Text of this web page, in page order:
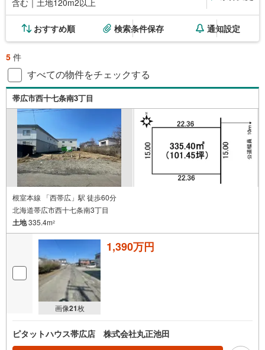
おすすめ順 検索条件保存 通知設定
5 件
すべての物件をチェックする
帯広市西十七条南3丁目
根室本線 「西帯広」駅 徒歩60分
北海道帯広市西十七条南3丁目
土地335.4m2
画像21枚
1,390万円
ピタットハウス帯広店 株式会社丸正池田